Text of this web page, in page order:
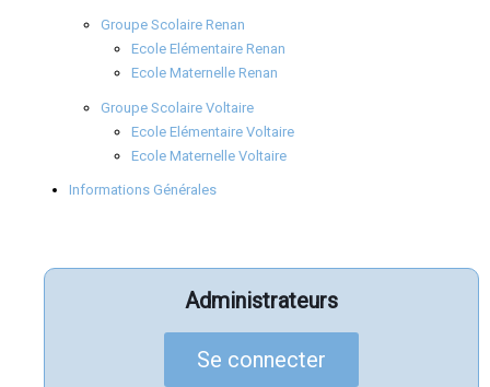
Groupe Scolaire Renan
Ecole Elémentaire Renan
Ecole Maternelle Renan
Groupe Scolaire Voltaire
Ecole Elémentaire Voltaire
Ecole Maternelle Voltaire
Informations Générales
Administrateurs
Se connecter